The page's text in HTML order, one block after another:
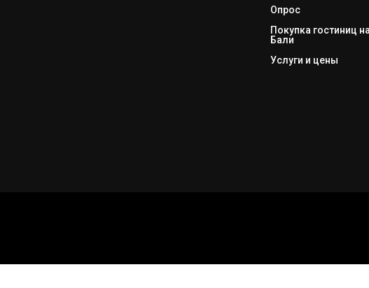
Опрос
Покупка гостиниц на
Бали
Услуги и цены